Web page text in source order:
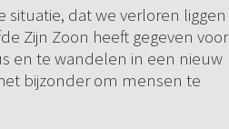
situatie, dat we verloren liggen
Zijn Zoon heeft gegeven voor
en te wandelen in een nieuw
bijzonder om mensen te